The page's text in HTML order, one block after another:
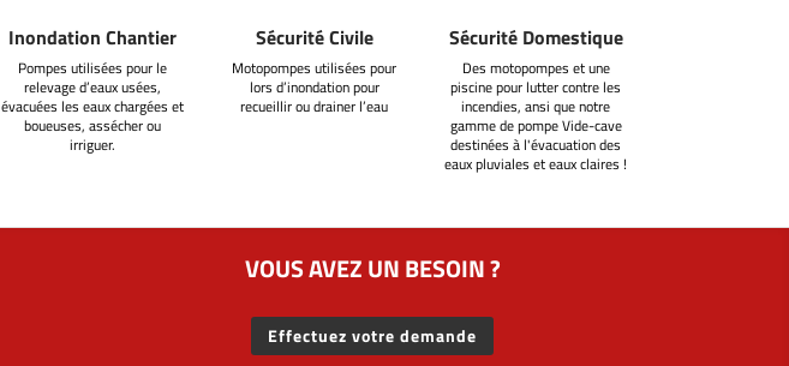
Inondation Chantier
Pompes utilisées pour le
relevage d’eaux usées,
évacuées les eaux chargées et
boueuses, assécher ou
irriguer.
Sécurité Civile
Motopompes utilisées pour
lors d’inondation pour
recueillir ou drainer l’eau
Sécurité Domestique
Des motopompes et une
piscine pour lutter contre les
incendies, ansi que notre
gamme de pompe Vide-cave
destinées à l'évacuation des
eaux pluviales et eaux claires !
VOUS AVEZ UN BESOIN ?
Effectuez votre demande